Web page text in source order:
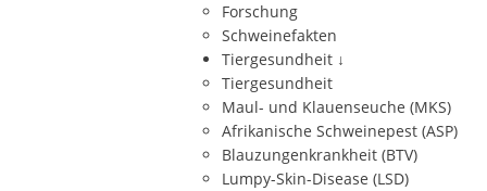
Forschung
Schweinefakten
Tiergesundheit ↓
Tiergesundheit
Maul- und Klauenseuche (MKS)
Afrikanische Schweinepest (ASP)
Blauzungenkrankheit (BTV)
Lumpy-Skin-Disease (LSD)